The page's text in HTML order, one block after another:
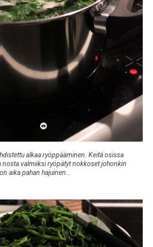
alkaa ryöppääminen. Keitä osissa
nosta valmiiksi ryöpätyt nokkoset johonkin
aika pahan hajuinen...